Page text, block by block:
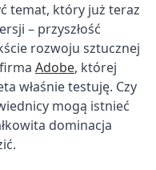
temat, który już teraz
– przyszłość
rozwoju sztucznej
Adobe, której
właśnie testuję. Czy
mogą istnieć
dominacja